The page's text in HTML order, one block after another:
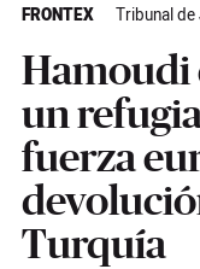
FRONTEX Tribunal de
Hamoudi
un
fuerza
Turquía